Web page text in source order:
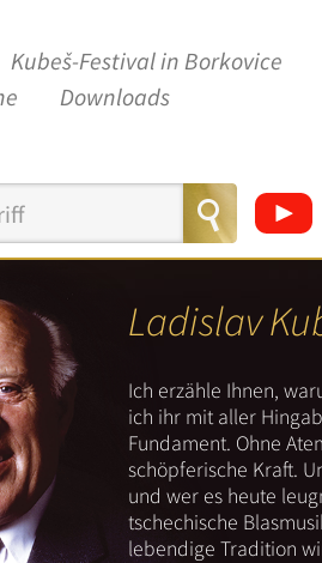
Kubeš-Festival in Borkovice
Downloads
Ladislav
Ich erzähle Ihnen,
ich ihr mit aller
Fundament. Ohne
schöpferische Kraft.
und wer es heute
tschechische
lebendige Tradition